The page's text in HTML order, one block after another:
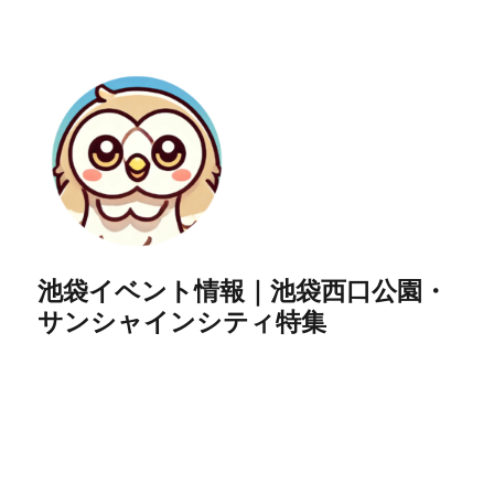
池袋イベント情報｜池袋西口公園・
サンシャインシティ特集